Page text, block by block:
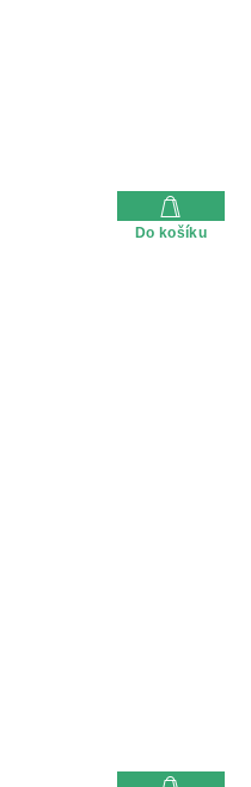
Do košíku